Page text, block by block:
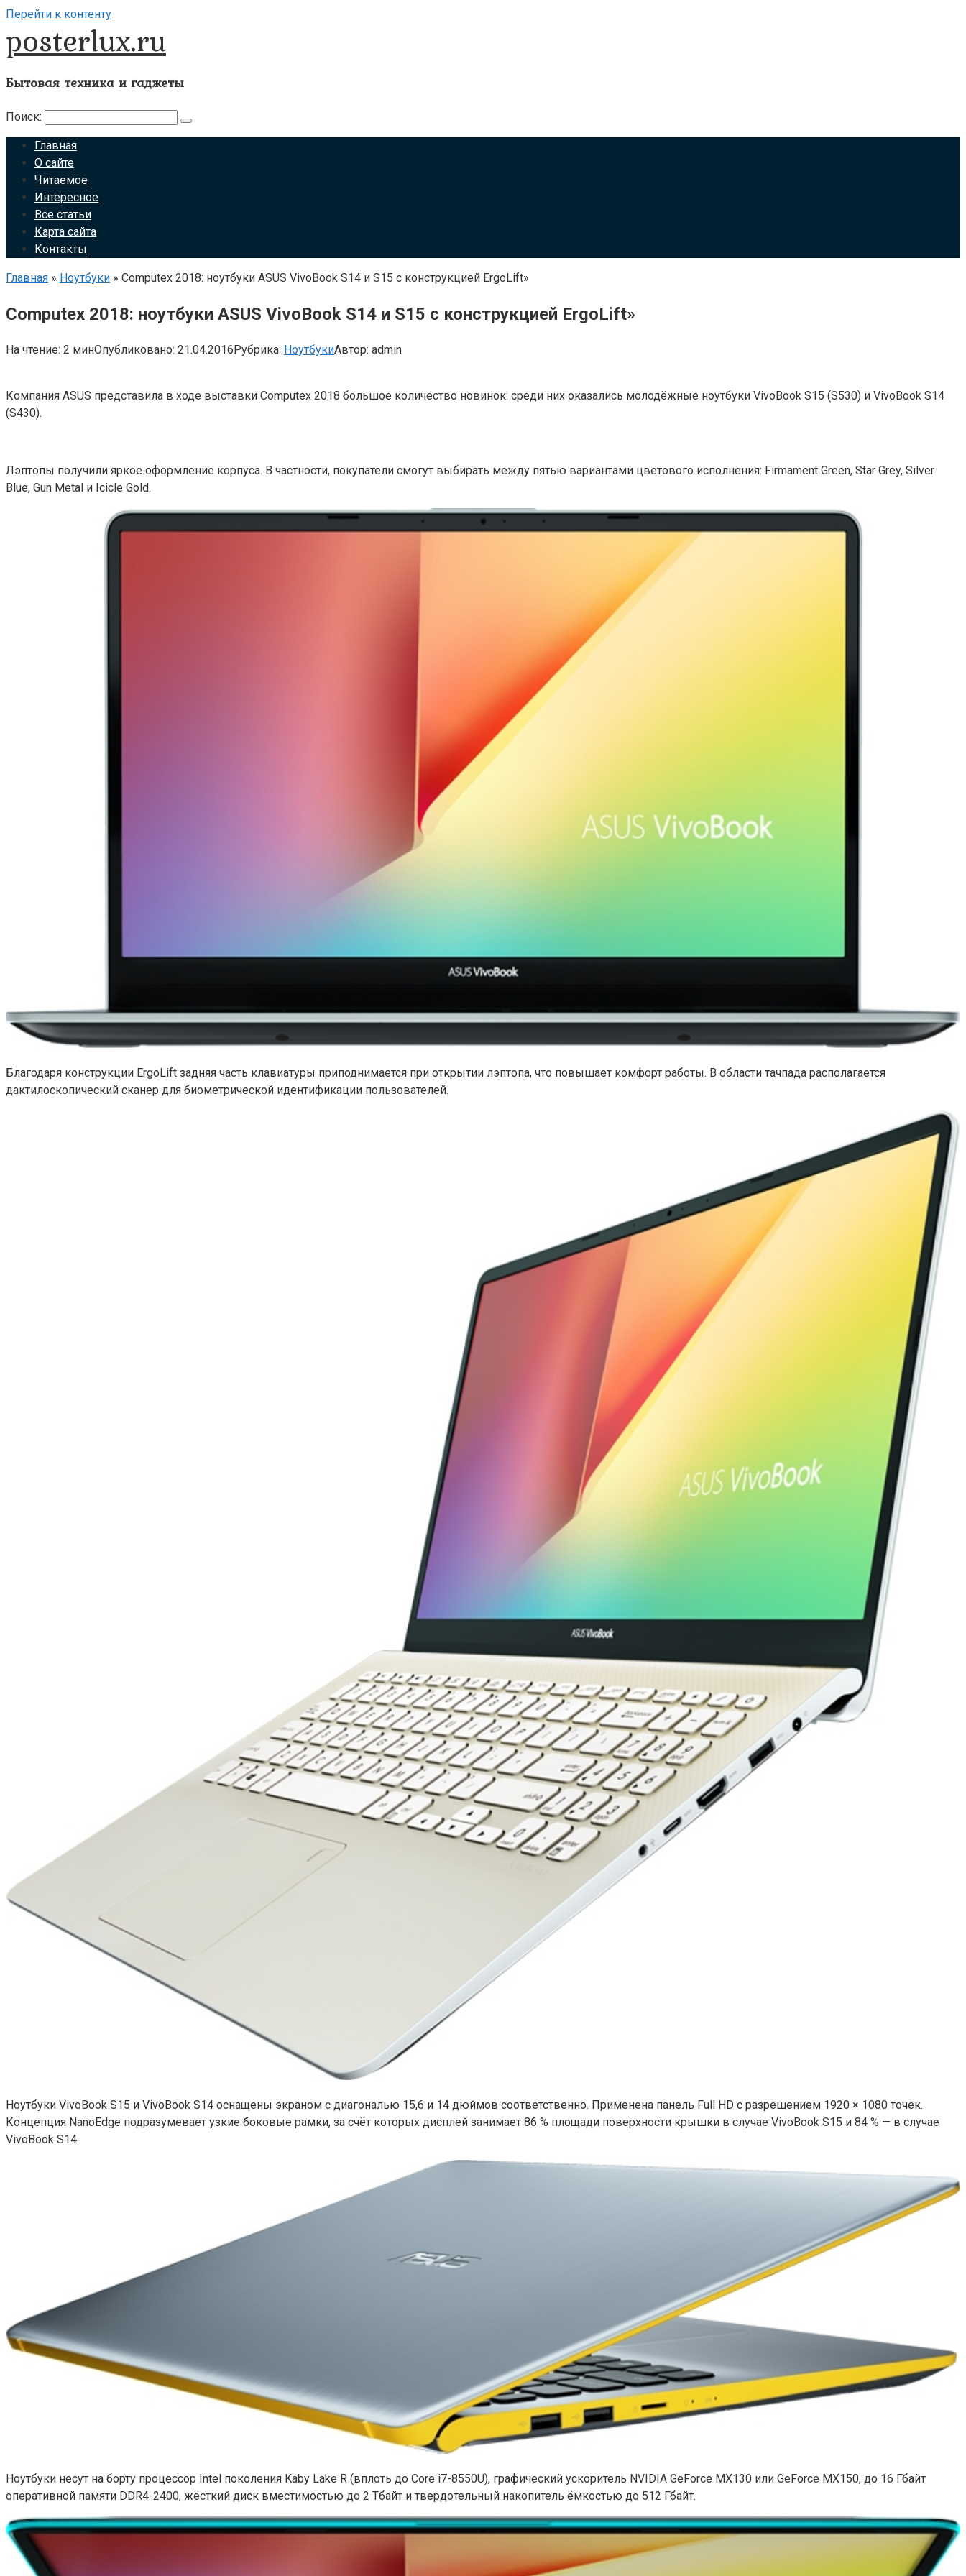
Перейти к контенту
posterlux.ru
Бытовая техника и гаджеты
Поиск:
Главная
О сайте
Читаемое
Интересное
Все статьи
Карта сайта
Контакты
Главная » Ноутбуки » Computex 2018: ноутбуки ASUS VivoBook S14 и S15 с конструкцией ErgoLift»
Computex 2018: ноутбуки ASUS VivoBook S14 и S15 с конструкцией ErgoLift»
На чтение: 2 минОпубликовано: 21.04.2016Рубрика: НоутбукиАвтор: admin
Компания ASUS представила в ходе выставки Computex 2018 большое количество новинок: среди них оказались молодёжные ноутбуки VivoBook S15 (S530) и VivoBook S14
(S430).
Лэптопы получили яркое оформление корпуса. В частности, покупатели смогут выбирать между пятью вариантами цветового исполнения: Firmament Green, Star Grey, Silver
Blue, Gun Metal и Icicle Gold.
Благодаря конструкции ErgoLift задняя часть клавиатуры приподнимается при открытии лэптопа, что повышает комфорт работы. В области тачпада располагается
дактилоскопический сканер для биометрической идентификации пользователей.
Ноутбуки VivoBook S15 и VivoBook S14 оснащены экраном с диагональю 15,6 и 14 дюймов соответственно. Применена панель Full HD с разрешением 1920 × 1080 точек.
Концепция NanoEdge подразумевает узкие боковые рамки, за счёт которых дисплей занимает 86 % площади поверхности крышки в случае VivoBook S15 и 84 % — в случае
VivoBook S14.
Ноутбуки несут на борту процессор Intel поколения Kaby Lake R (вплоть до Core i7-8550U), графический ускоритель NVIDIA GeForce MX130 или GeForce MX150, до 16 Гбайт
оперативной памяти DDR4-2400, жёсткий диск вместимостью до 2 Тбайт и твердотельный накопитель ёмкостью до 512 Гбайт.